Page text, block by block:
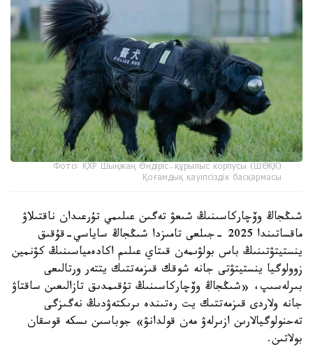
Фото: ҚХР Шыңжаң Өндіріс-құрылыс корпусы (ШӨҚК)
Қоғамдық қауіпсіздік басқармасы
شىڭجاڭ وۆچاركاسىنىڭ شىعۋ تەگىن عىلىمي تۇرعىدان ناقتىلاۋ
ماقساتىندا 2025 -جىلعى تامىزدا شىڭجاڭ ساياسي-قۇقىق
ينستيتۋتىنىڭ باس بولۋىمەن قىتاي عىلىم اكادەمياسىنىڭ كۋنمين
زوولوگيا ينستيتۋتى جانە شوقك قىزمەتتىك يتتەر ورتالىعى
بىرلەسىپ، «شىڭجاڭ وۆچاركاسىنىڭ تۇقىمدىق تازالىعىن ساقتاۋ
جانە ولاردى قىزمەتتىك يت رەتىندە ىرىكتەۋدىڭ نەگىزگى
تەحنولوگيالارىن ازىرلەۋ مەن قولدانۋ» جوباسىن ىسكە قوسقان
بولاتىن.